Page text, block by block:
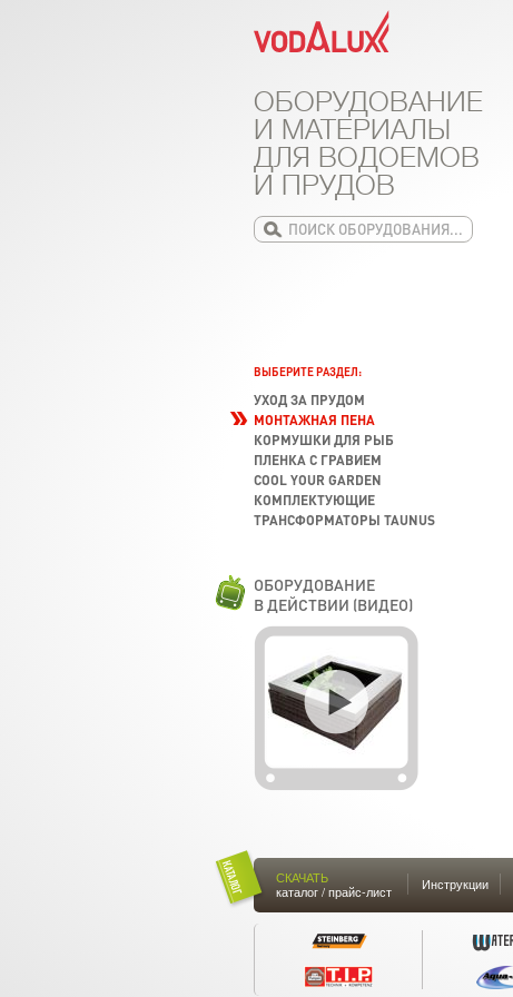
ОБОРУДОВАНИЕ
И МАТЕРИАЛЫ
ДЛЯ ВОДОЕМОВ
И ПРУДОВ
ВЫБЕРИТЕ РАЗДЕЛ:
УХОД ЗА ПРУДОМ
МОНТАЖНАЯ ПЕНА
КОРМУШКИ ДЛЯ РЫБ
ПЛЕНКА С ГРАВИЕМ
COOL YOUR GARDEN
КОМПЛЕКТУЮЩИЕ
ТРАНСФОРМАТОРЫ TAUNUS
ОБОРУДОВАНИЕ
В ДЕЙСТВИИ (ВИДЕО)
СКАЧАТЬ
каталог / прайс-лист
Инструкции